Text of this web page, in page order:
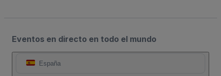
Eventos en directo en todo el mundo
España